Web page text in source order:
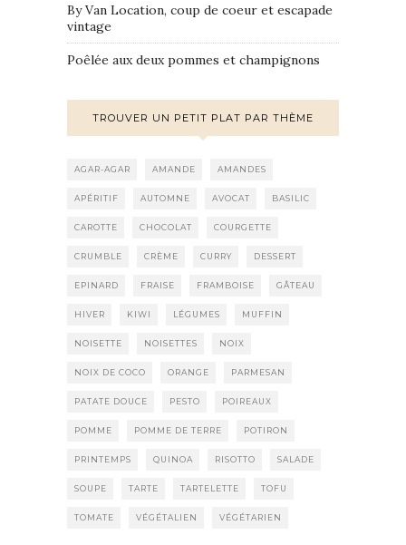
By Van Location, coup de coeur et escapade
vintage
Poêlée aux deux pommes et champignons
TROUVER UN PETIT PLAT PAR THÈME
AGAR-AGAR AMANDE AMANDES
APÉRITIF AUTOMNE AVOCAT BASILIC
CAROTTE CHOCOLAT COURGETTE
CRUMBLE CRÈME CURRY DESSERT
EPINARD FRAISE FRAMBOISE GÂTEAU
HIVER KIWI LÉGUMES MUFFIN
NOISETTE NOISETTES NOIX
NOIX DE COCO ORANGE PARMESAN
PATATE DOUCE PESTO POIREAUX
POMME POMME DE TERRE POTIRON
PRINTEMPS QUINOA RISOTTO SALADE
SOUPE TARTE TARTELETTE TOFU
TOMATE VÉGÉTALIEN VÉGÉTARIEN